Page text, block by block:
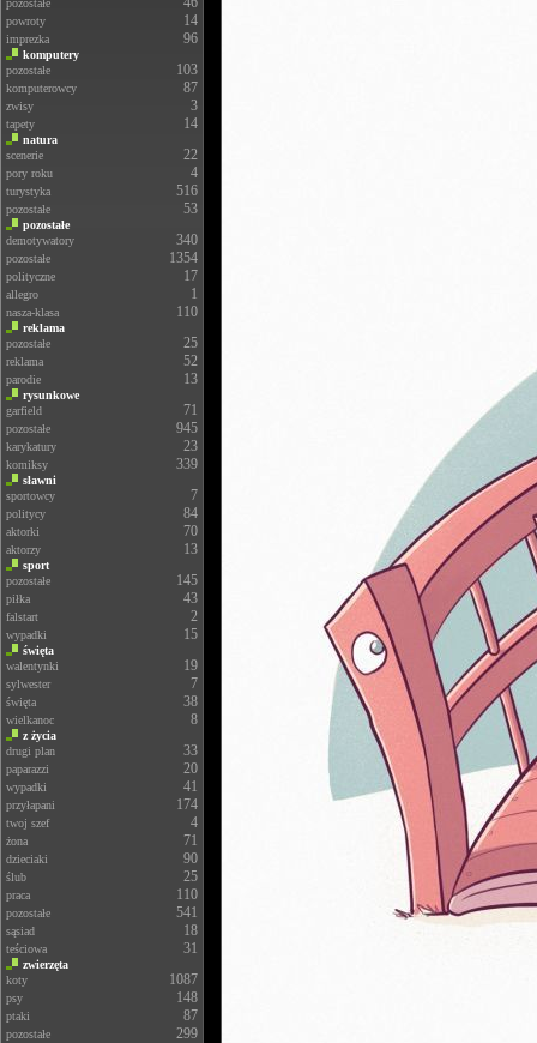
pozostałe
powroty 14
imprezka 96
komputery
pozostałe
103
komputerowcy 87
zwisy 3
tapety 14
natura
scenerie
22
pory roku 4
turystyka 516
pozostałe 53
pozostałe
demotywatory
340
pozostałe 1354
polityczne 17
allegro 1
nasza-klasa 110
reklama
pozostałe
25
reklama 52
parodie 13
rysunkowe
garfield
71
pozostałe 945
karykatury 23
komiksy 339
sławni
sportowcy
7
politycy 84
aktorki 70
aktorzy 13
sport
pozostałe
145
piłka 43
falstart 2
wypadki 15
święta
walentynki
19
sylwester 7
święta 38
wielkanoc 8
z życia
drugi plan
33
paparazzi 20
wypadki 41
przyłapani 174
twoj szef 4
żona 71
dzieciaki 90
ślub 25
praca 110
pozostałe 541
sąsiad 18
teściowa 31
zwierzęta
koty
1087
psy 148
ptaki 87
pozostałe 299